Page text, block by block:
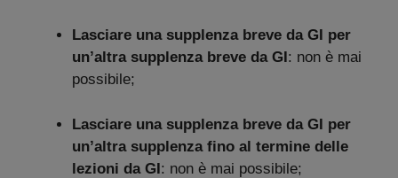
Lasciare una supplenza breve da GI per
un’altra supplenza breve da GI : non è mai
possibile;
Lasciare una supplenza breve da GI per
un’altra supplenza fino al termine delle
lezioni da GI: non è mai possibile;